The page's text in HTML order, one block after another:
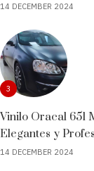
14 DECEMBER 2024
3
Vinilo Oracal 651
Elegantes y
14 DECEMBER 2024